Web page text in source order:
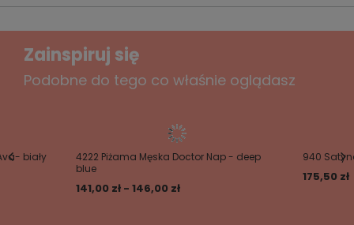
SZLAFROK DAMSKI
skład surowcowy:100% poliester
producent:
kraj produkcji:POLSKA
Krótki szlafrok damski z kapturem
Napisz swoją opinię
5/5
Zainspiruj się
Podobne do tego co właśnie oglądasz
biały
4222 Piżama Męska Doctor Nap - deep
blue
141,00 zł - 146,00 zł
940
175,50 zł